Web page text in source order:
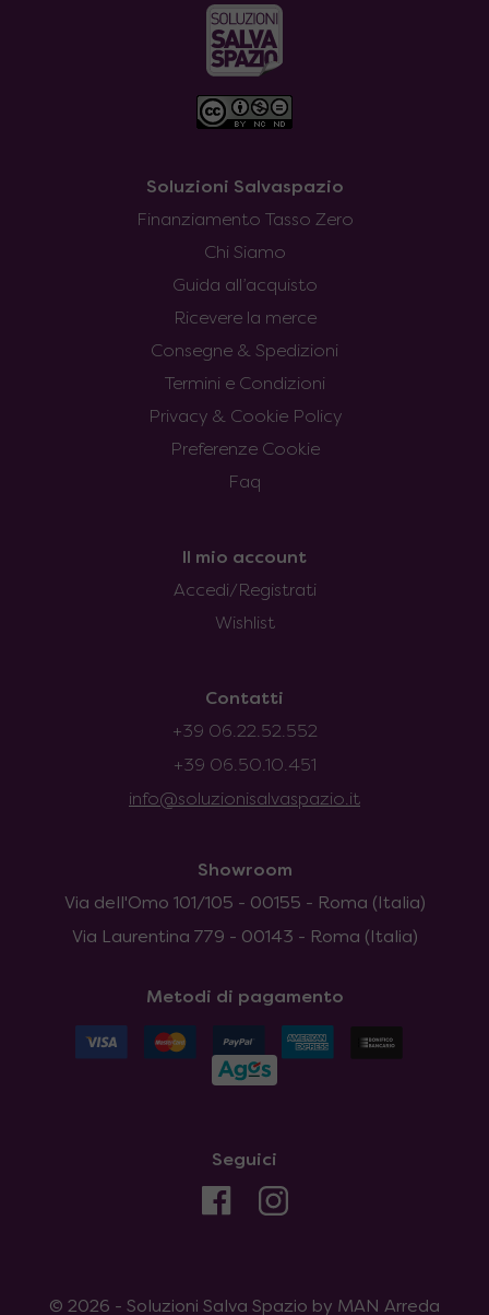
Soluzioni Salvaspazio
Finanziamento Tasso Zero
Chi Siamo
Guida all’acquisto
Ricevere la merce
Consegne & Spedizioni
Termini e Condizioni
Privacy & Cookie Policy
Preferenze Cookie
Faq
Il mio account
Accedi/Registrati
Wishlist
Contatti
+39 06.22.52.552
+39 06.50.10.451
info@soluzionisalvaspazio.it
Showroom
Via dell'Omo 101/105 - 00155 - Roma (Italia)
Via Laurentina 779 - 00143 - Roma (Italia)
Metodi di pagamento
Seguici
© 2026 - Soluzioni Salva Spazio by MAN Arreda